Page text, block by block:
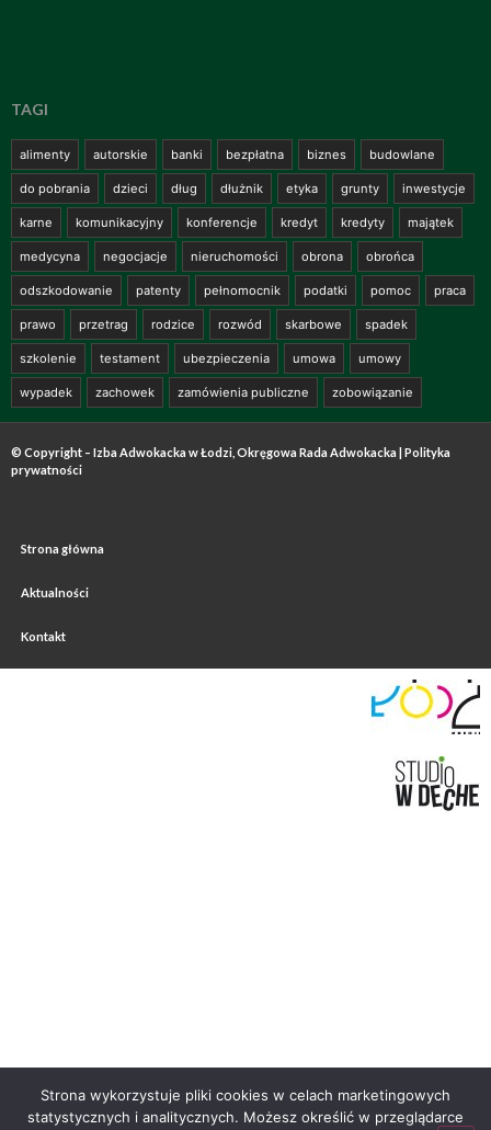
TAGI
alimenty autorskie banki bezpłatna biznes budowlane
do pobrania dzieci dług dłużnik etyka grunty inwestycje
karne komunikacyjny konferencje kredyt kredyty majątek
medycyna negocjacje nieruchomości obrona obrońca
odszkodowanie patenty pełnomocnik podatki pomoc praca
prawo przetrag rodzice rozwód skarbowe spadek
szkolenie testament ubezpieczenia umowa umowy
wypadek zachowek zamówienia publiczne zobowiązanie
© Copyright – Izba Adwokacka w Łodzi, Okręgowa Rada Adwokacka | Polityka
prywatności
Strona główna
Aktualności
Kontakt
Strona wykorzystuje pliki cookies w celach marketingowych
statystycznych i analitycznych. Możesz określić w przeglądarce